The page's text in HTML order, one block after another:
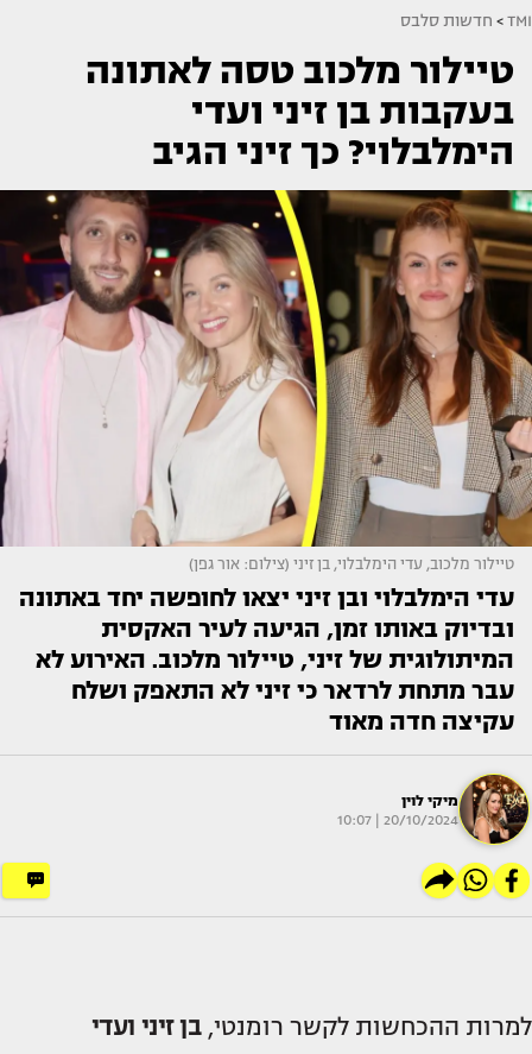
TMI
> חדשות סלבס
טיילור מלכוב טסה לאתונה
בעקבות בן זיני ועדי
הימלבלוי? כך זיני הגיב
טיילור מלכוב, עדי הימלבלוי, בן זיני (צילום: אור גפן)
עדי הימלבלוי ובן זיני יצאו לחופשה יחד באתונה
ובדיוק באותו זמן, הגיעה לעיר האקסית
המיתולוגית של זיני, טיילור מלכוב. האירוע לא
עבר מתחת לרדאר כי זיני לא התאפק ושלח
עקיצה חדה מאוד
מיקי לוין
20/10/2024 | 10:07
למרות ההכחשות לקשר רומנטי, בן זיני ועדי